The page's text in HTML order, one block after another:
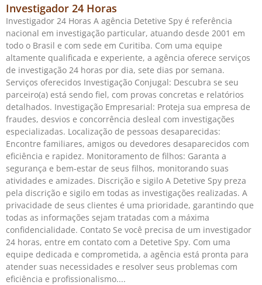
Investigador 24 Horas
Investigador 24 Horas A agência Detetive Spy é referência
nacional em investigação particular, atuando desde 2001 em
todo o Brasil e com sede em Curitiba. Com uma equipe
altamente qualificada e experiente, a agência oferece serviços
de investigação 24 horas por dia, sete dias por semana.
Serviços oferecidos Investigação Conjugal: Descubra se seu
parceiro(a) está sendo fiel, com provas concretas e relatórios
detalhados. Investigação Empresarial: Proteja sua empresa de
fraudes, desvios e concorrência desleal com investigações
especializadas. Localização de pessoas desaparecidas:
Encontre familiares, amigos ou devedores desaparecidos com
eficiência e rapidez. Monitoramento de filhos: Garanta a
segurança e bem-estar de seus filhos, monitorando suas
atividades e amizades. Discrição e sigilo A Detetive Spy preza
pela discrição e sigilo em todas as investigações realizadas. A
privacidade de seus clientes é uma prioridade, garantindo que
todas as informações sejam tratadas com a máxima
confidencialidade. Contato Se você precisa de um investigador
24 horas, entre em contato com a Detetive Spy. Com uma
equipe dedicada e comprometida, a agência está pronta para
atender suas necessidades e resolver seus problemas com
eficiência e profissionalismo.